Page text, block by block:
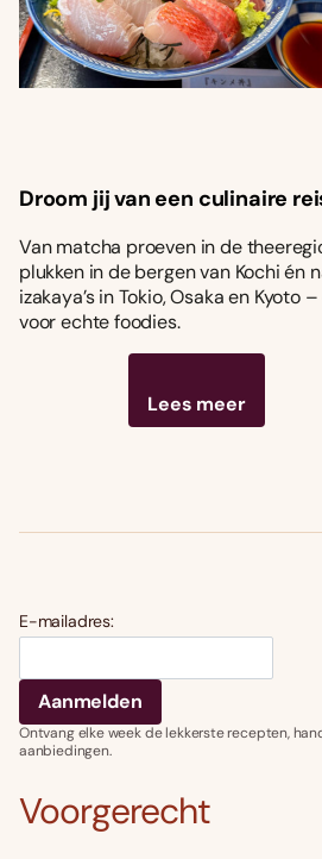
Droom jij van een culinaire
Van matcha proeven in de
plukken in de bergen van Kochi én
izakaya’s in Tokio, Osaka en Kyoto
voor echte foodies.
Lees meer
E-mailadres:
Ontvang elke week de lekkerste recepten,
aanbiedingen.
Voorgerecht